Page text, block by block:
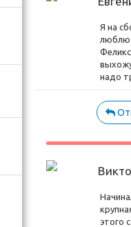
Я на
люблю
надо
этого